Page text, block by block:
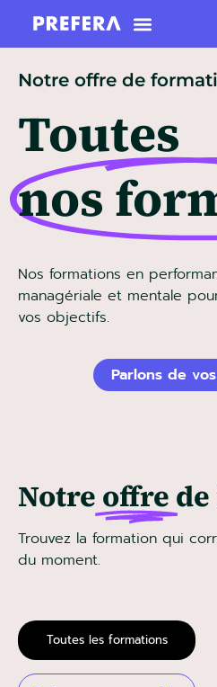
Notre offre de
Toutes
nos
Nos formations en
managériale et mentale
vos objectifs.
Parlons de
Notre offre
Trouvez la formation qui
du moment.
Toutes les formations